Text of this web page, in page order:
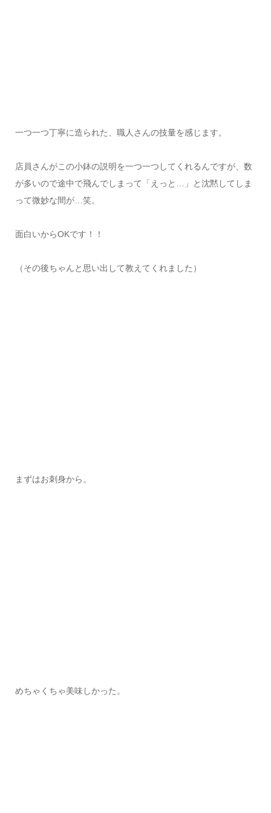
一つ一つ丁寧に造られた、職人さんの技量を感じます。
店員さんがこの小鉢の説明を一つ一つしてくれるんですが、数
が多いので途中で飛んでしまって「えっと…」と沈黙してしま
って微妙な間が…笑。
面白いからOKです！！
（その後ちゃんと思い出して教えてくれました）
まずはお刺身から。
めちゃくちゃ美味しかった。